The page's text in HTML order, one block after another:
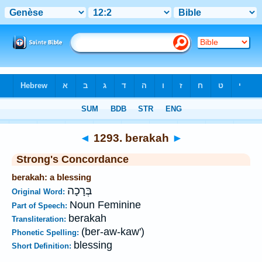
◄ 1293. berakah ►
Strong's Concordance
berakah: a blessing
Original Word: בְּרָכָה
Part of Speech: Noun Feminine
Transliteration: berakah
Phonetic Spelling: (ber-aw-kaw')
Short Definition: blessing